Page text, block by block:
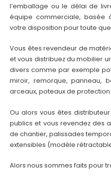
l’emballage ou le délai de
équipe commerciale, basée
votre disposition pour toute
Vous êtes revendeur de
et vous distribuez du mobilier
divers comme par exemple
miroir, remorque, panneau,
arceaux, poteaux de protection
Ou alors vous êtes
publics et vous revendez des
de chantier, palissades
extensibles (modèle
Alors nous sommes faits pour